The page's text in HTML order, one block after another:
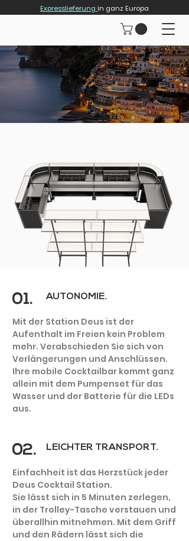
Expresslieferung in ganz Europa
Aussenbar-
DEHOR
01. AUTONOMIE.
Mit der Station Deus ist der
Aufenthalt im Freien kein Problem
mehr. Verabschieden Sie sich von
Verlängerungen und Anschlüssen.
Ihre mobile Cocktailbar kommt ganz
allein mit dem Pumpenset für das
Wasser und der Batterie für die LEDs
aus.
02. LEICHTER TRANSPORT.
Einfachheit ist das Herzstück jeder
Deus Cocktail Station.
Sie lässt sich in 5 Minuten zerlegen,
in der Trolley-Tasche verstauen und
überallhin mitnehmen. Mit dem Griff
und den Rädern lässt sich die